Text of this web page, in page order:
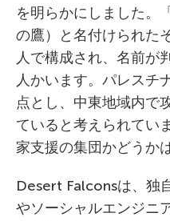
を明らかにしました。
の鷹）と名付けられた
人で構成され、名前が
人かいます。パレスチ
点とし、中東地域内で
ていると考えられてい
家支援の集団かどうか
Desert Falconsは、独
やソーシャルエンジニ